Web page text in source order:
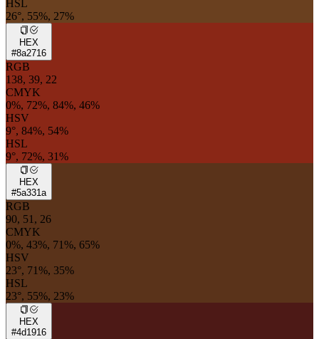
HSL
26°, 55%, 27%
HEX
#8a2716
RGB
138, 39, 22
CMYK
0%, 72%, 84%, 46%
HSV
9°, 84%, 54%
HSL
9°, 72%, 31%
HEX
#5a331a
RGB
90, 51, 26
CMYK
0%, 43%, 71%, 65%
HSV
23°, 71%, 35%
HSL
23°, 55%, 23%
HEX
#4d1916